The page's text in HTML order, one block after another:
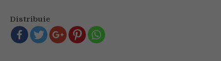
introduse
de
TikTok
Distribuie